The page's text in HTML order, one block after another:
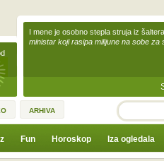
I mene je osobno stepla struja iz šaltera
ministar koji rasipa milijune na sobe za
ARHIVA
Fun Horoskop Iza ogledala